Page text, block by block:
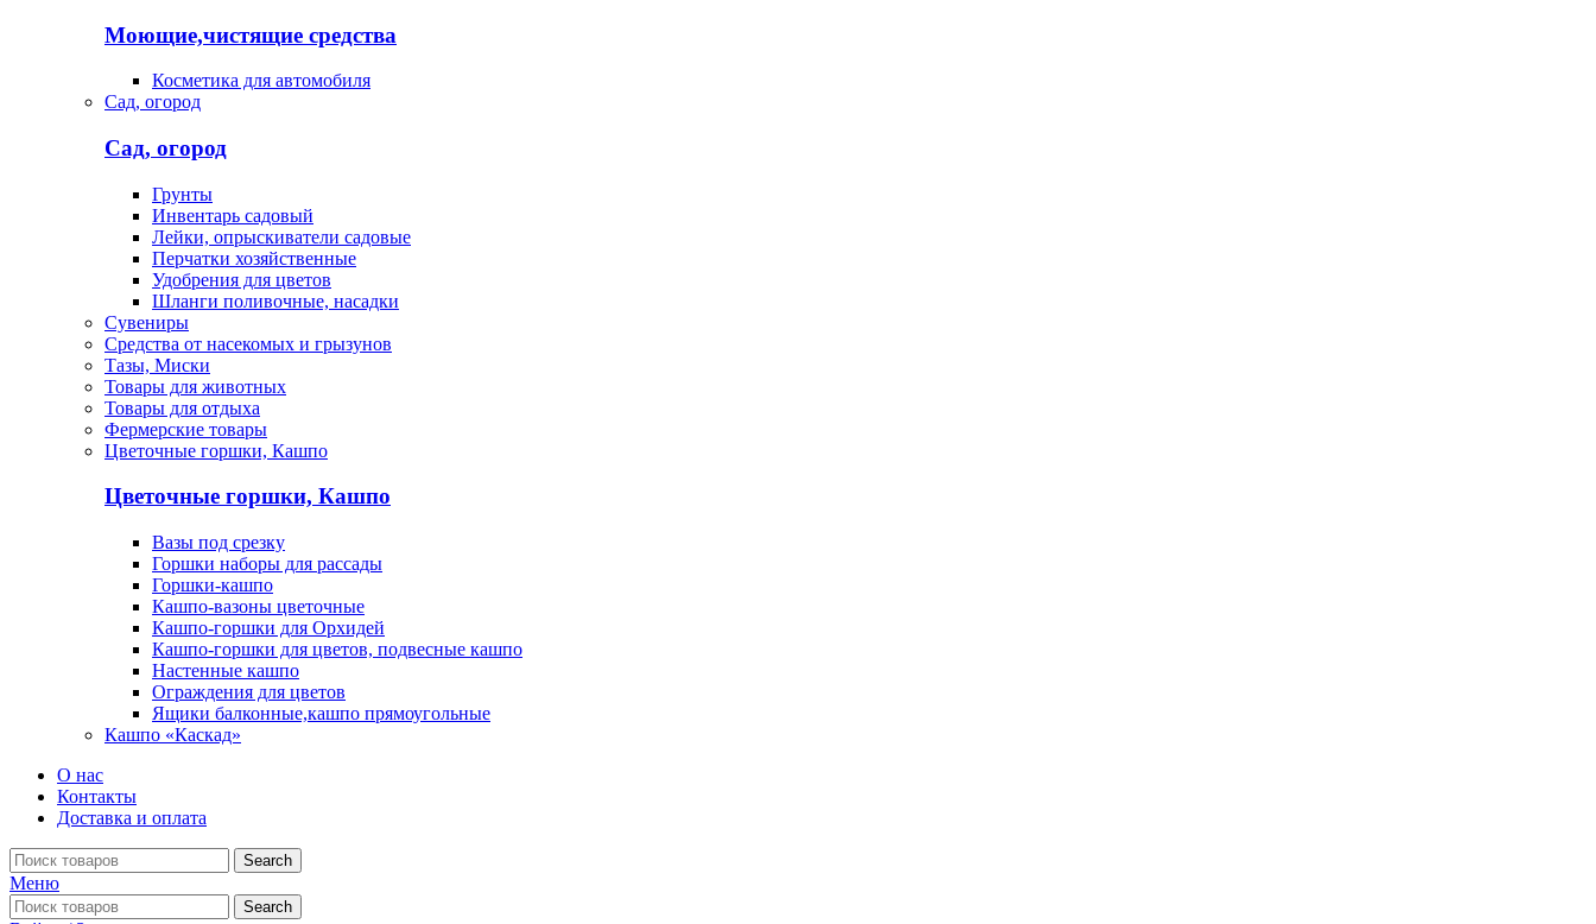
Моющие,чистящие средства
Косметика для автомобиля
Сад, огород
Сад, огород
Грунты
Инвентарь садовый
Лейки, опрыскиватели садовые
Перчатки хозяйственные
Удобрения для цветов
Шланги поливочные, насадки
Сувениры
Средства от насекомых и грызунов
Тазы, Миски
Товары для животных
Товары для отдыха
Фермерские товары
Цветочные горшки, Кашпо
Цветочные горшки, Кашпо
Вазы под срезку
Горшки наборы для рассады
Горшки-кашпо
Кашпо-вазоны цветочные
Кашпо-горшки для Орхидей
Кашпо-горшки для цветов, подвесные кашпо
Настенные кашпо
Ограждения для цветов
Ящики балконные,кашпо прямоугольные
Кашпо «Каскад»
О нас
Контакты
Доставка и оплата
Search
Меню
Search